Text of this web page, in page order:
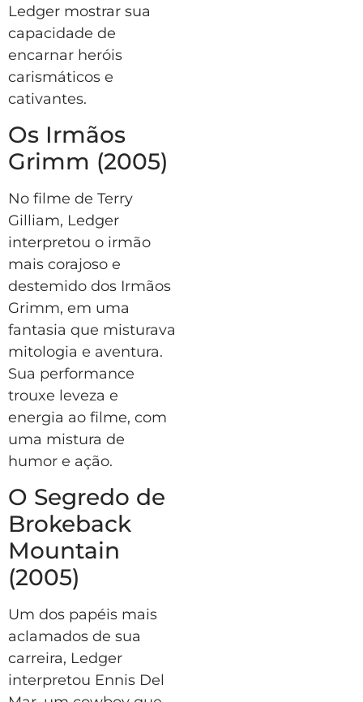
Ledger mostrar sua
capacidade de
encarnar heróis
carismáticos e
cativantes.
Os Irmãos
Grimm (2005)
No filme de Terry
Gilliam, Ledger
interpretou o irmão
mais corajoso e
destemido dos Irmãos
Grimm, em uma
fantasia que misturava
mitologia e aventura.
Sua performance
trouxe leveza e
energia ao filme, com
uma mistura de
humor e ação.
O Segredo de
Brokeback
Mountain
(2005)
Um dos papéis mais
aclamados de sua
carreira, Ledger
interpretou Ennis Del